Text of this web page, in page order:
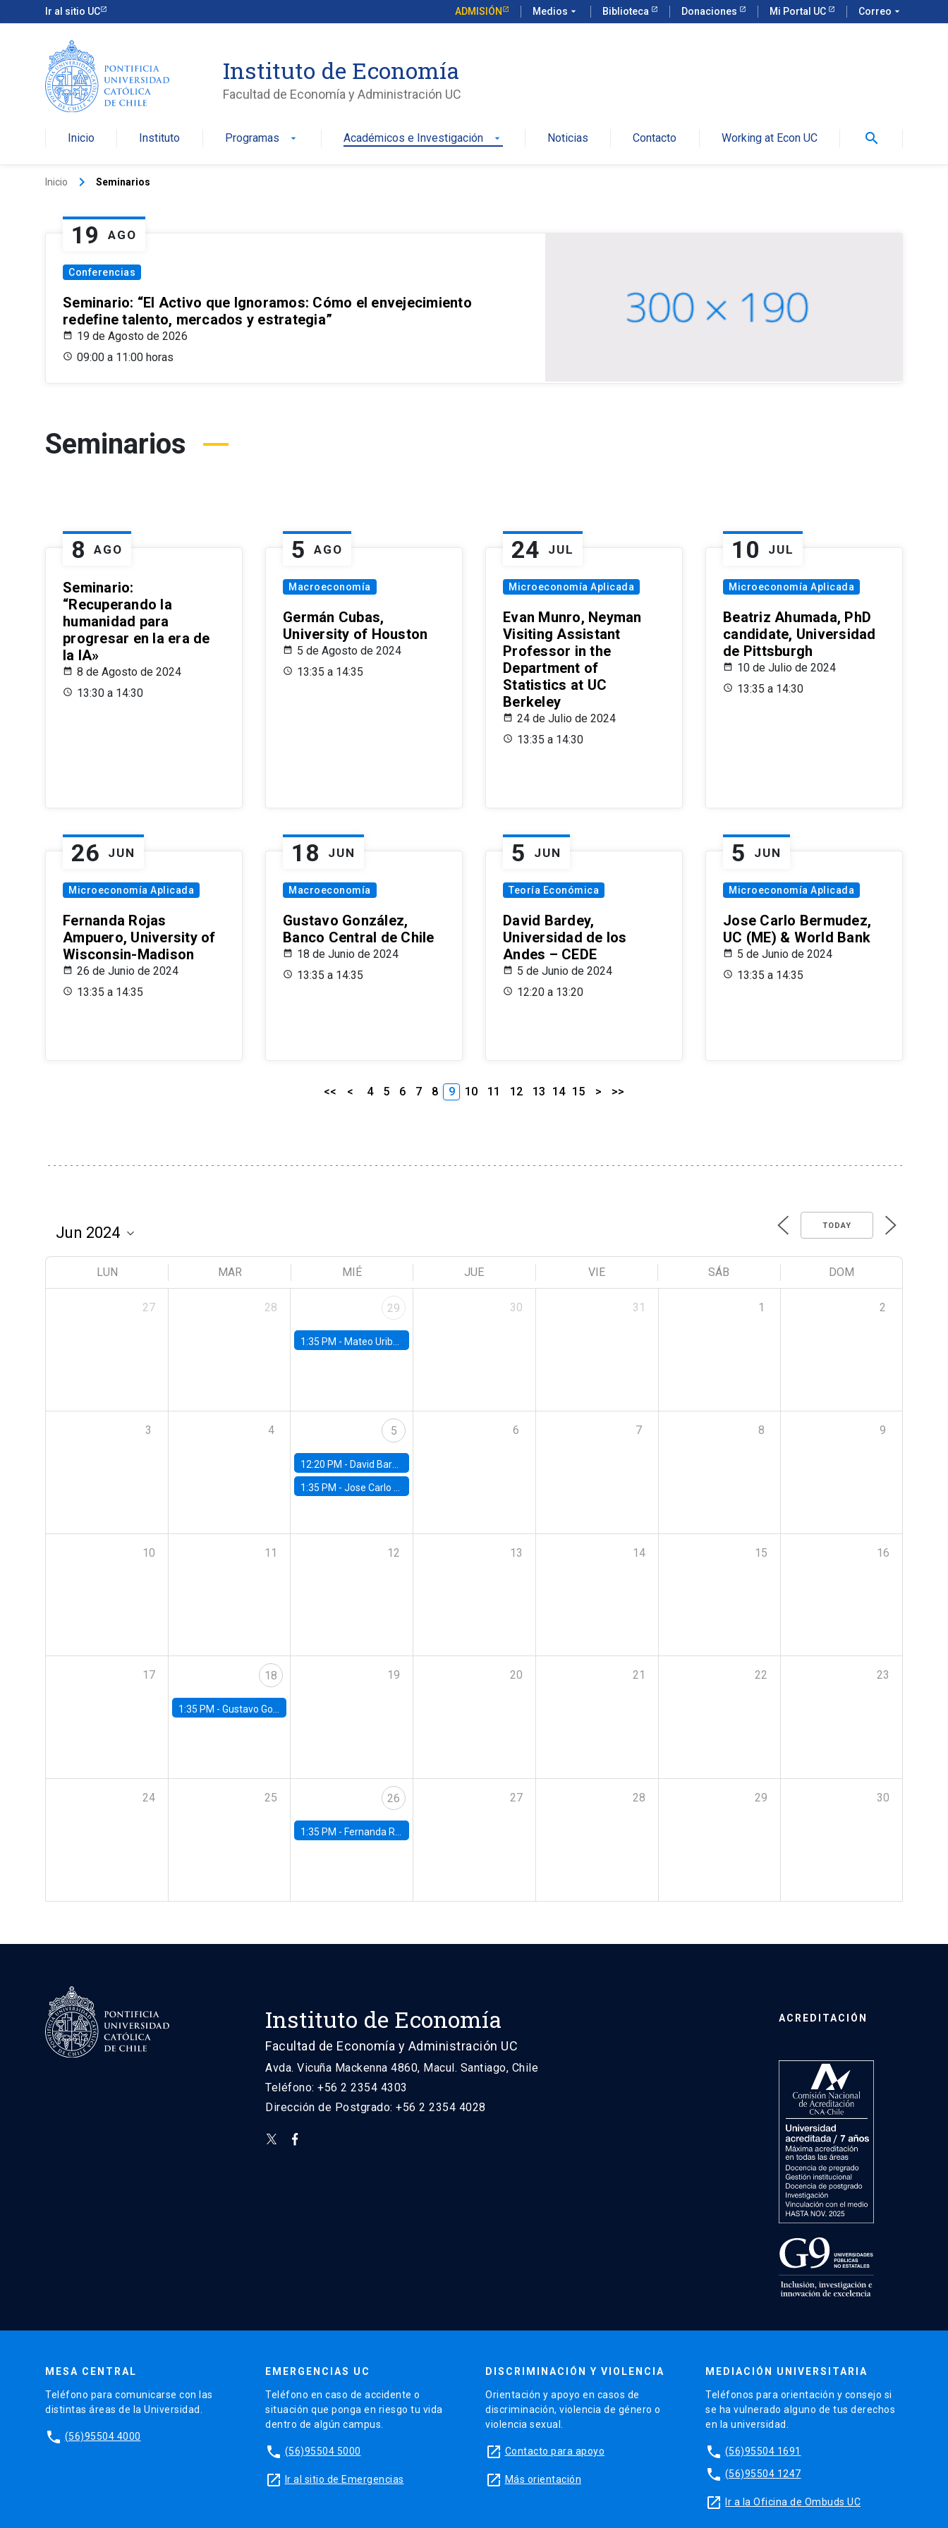
Ir al sitio UC ADMISIÓN Medios arrow_drop_down Biblioteca Donaciones Mi Portal UC Correo arrow_drop_down
Instituto de Economía
Facultad de Economía y Administración UC
Inicio Instituto Programas arrow_drop_down Académicos e Investigación arrow_drop_down Noticias Contacto Working at Econ UC search
Inicio keyboard_arrow_right Seminarios
19 AGO
Conferencias
Seminario: “El Activo que Ignoramos: Cómo el envejecimiento
redefine talento, mercados y estrategia”
19 de Agosto de 2026
09:00 a 11:00 horas
Seminarios
8 AGO
Seminario:
“Recuperando la
humanidad para
progresar en la era de
la IA»
8 de Agosto de 2024
13:30 a 14:30
5 AGO
Macroeconomía
Germán Cubas,
University of Houston
5 de Agosto de 2024
13:35 a 14:35
24 JUL
Microeconomía Aplicada
Evan Munro, Neyman
Visiting Assistant
Professor in the
Department of
Statistics at UC
Berkeley
24 de Julio de 2024
13:35 a 14:30
10 JUL
Microeconomía Aplicada
Beatriz Ahumada, PhD
candidate, Universidad
de Pittsburgh
10 de Julio de 2024
13:35 a 14:30
26 JUN
Microeconomía Aplicada
Fernanda Rojas
Ampuero, University of
Wisconsin-Madison
26 de Junio de 2024
13:35 a 14:35
18 JUN
Macroeconomía
Gustavo González,
Banco Central de Chile
18 de Junio de 2024
13:35 a 14:35
5 JUN
Teoría Económica
David Bardey,
Universidad de los
Andes – CEDE
5 de Junio de 2024
12:20 a 13:20
5 JUN
Microeconomía Aplicada
Jose Carlo Bermudez,
UC (ME) & World Bank
5 de Junio de 2024
13:35 a 14:35
<< < 4 5 6 7 8 9 10 11 12 13 14 15 > >>
TODAY
LUN MAR MIÉ JUE VIE SÁB DOM
27 28 29
1:35 PM - Mateo Uribe-Castro, Universidad de los Andes (Colombia)
30 31 1 2
3 4 5
12:20 PM - David Bardey, Universidad de los Andes - CEDE
1:35 PM -Jose Carlo Bermudez, UC (ME) & World Bank
6 7 8 9
10 11 12 13 14 15 16
17 18
1:35 PM - Gustavo González, Banco Central de Chile
19 20 21 22 23
24 25 26
1:35 PM - Fernanda Rojas Ampuero, University of Wisconsin-Madison
27 28 29 30
Instituto de Economía
Facultad de Economía y Administración UC
Avda. Vicuña Mackenna 4860, Macul. Santiago, Chile
Teléfono: +56 2 2354 4303
Dirección de Postgrado: +56 2 2354 4028
ACREDITACIÓN
MESA CENTRAL
Teléfono para comunicarse con las
distintas áreas de la Universidad.
phone (56)95504 4000
EMERGENCIAS UC
Teléfono en caso de accidente o
situación que ponga en riesgo tu vida
dentro de algún campus.
phone (56)95504 5000
launch Ir al sitio de Emergencias
DISCRIMINACIÓN Y VIOLENCIA
Orientación y apoyo en casos de
discriminación, violencia de género o
violencia sexual.
launch Contacto para apoyo
launch Más orientación
MEDIACIÓN UNIVERSITARIA
Teléfonos para orientación y consejo si
se ha vulnerado alguno de tus derechos
en la universidad.
phone (56)95504 1691
phone (56)95504 1247
launch Ir a la Oficina de Ombuds UC